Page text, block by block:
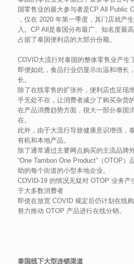
国零售业的最大参与者是CP All Public
，仅在 2020 年第一季度，其门店就产
入。CP All是泰国分布最广、知名度最
占据了泰国便利店的大部分份额。
COVID大流行对泰国的整体零售业产生
即便如此，食品行业仍显示出温和增长
长。
除了在线零售的扩张外，便利店也呈现
乎无处不在，让消费者减少了购买杂货的
在产品消费趋势方面，很大一部分泰国
在。
此外，由于大流行导致健康意识增强，
有机和本地产品。
除了通常通过主要网点购买的主流品牌
“One Tambon One Product”（OTOP）
助的每个街道的小型本地企业。
COVID-19 的情况无疑对 OTOP 业务产
于大多数消费者
即使在放宽 COVID 规定后仍计划在线
努力推动 OTOP 产品进行在线分销。
泰国线下大型连锁渠道